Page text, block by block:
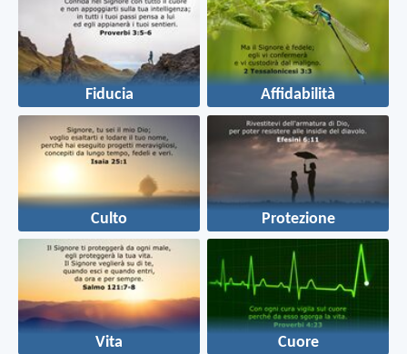
Fiducia Affidabilità
Culto Protezione
Vita Cuore